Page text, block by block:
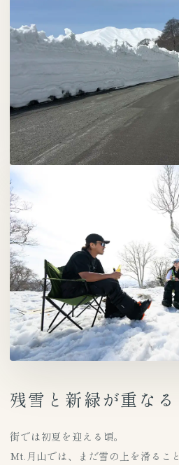
残雪と新緑が重なる
街では初夏を迎える頃。
Mt.月山では、まだ雪の上を滑るこ